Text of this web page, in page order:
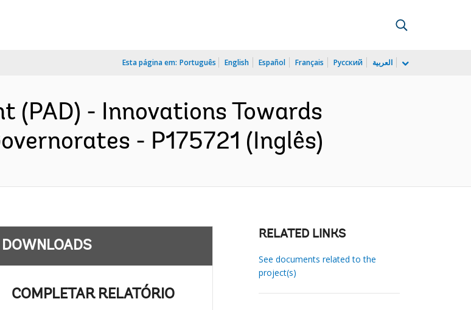
Esta página em: Português English Español Français Русский العربية
(PAD) - Innovations Towards
- P175721 (Inglês)
DOWNLOADS
COMPLETAR RELATÓRIO
RELATED LINKS
See documents related to the
project(s)